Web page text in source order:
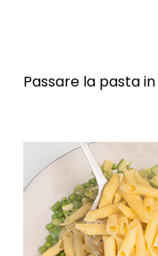
Passare la pasta